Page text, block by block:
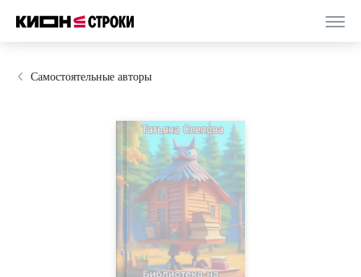
Самостоятельные авторы